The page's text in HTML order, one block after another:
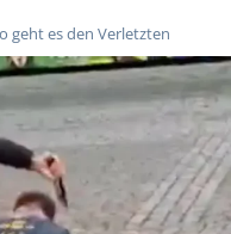
geht es den Verletzten